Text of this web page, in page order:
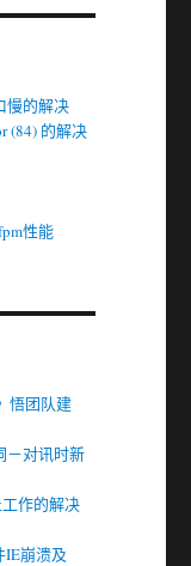
慢的解决
(84) 的解决
性能
悟团队建
－对讯时新
作的解决
IE崩溃及